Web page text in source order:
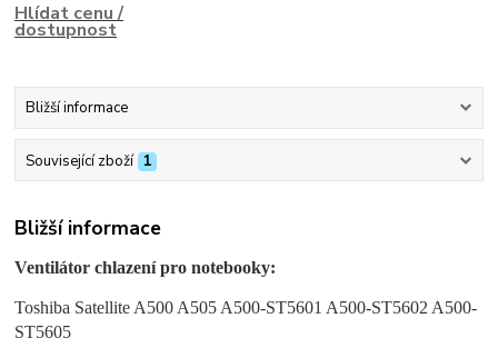
Hlídat cenu /
dostupnost
Bližší informace
Související zboží 1
Bližší informace
Ventilátor chlazení pro notebooky:
Toshiba Satellite A500 A505 A500-ST5601 A500-ST5602 A500-
ST5605